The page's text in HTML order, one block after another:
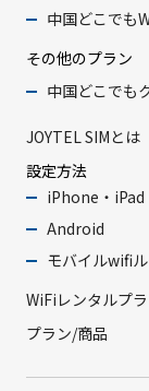
中国どこでも
その他のプラン
中国どこでも
JOYTEL SIMとは
設定方法
iPhone・iPad
Android
モバイルwifi
WiFiレンタルプ
プラン/商品